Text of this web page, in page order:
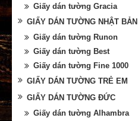
Giấy dán tường Gracia
GIẤY DÁN TƯỜNG NHẬT BẢN
Giấy dán tường Runon
Giấy dán tường Best
Giấy dán tường Fine 1000
GIẤY DÁN TƯỜNG TRẺ EM
GIẤY DÁN TƯỜNG ĐỨC
Giấy dán tường Alhambra